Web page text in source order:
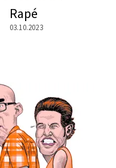
Rapé
03.10.2023